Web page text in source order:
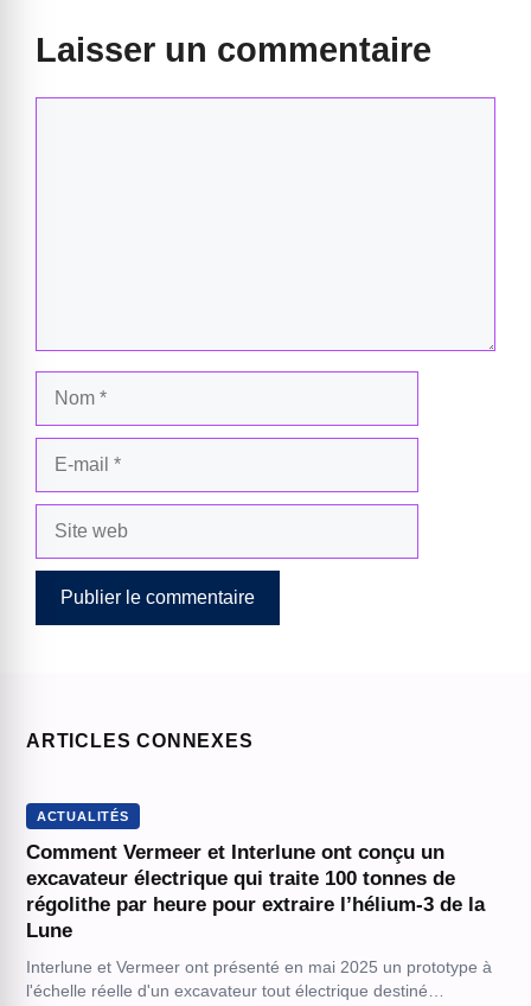
Laisser un commentaire
ARTICLES CONNEXES
ACTUALITÉS
Comment Vermeer et Interlune ont conçu un
excavateur électrique qui traite 100 tonnes de
régolithe par heure pour extraire l’hélium-3 de la
Lune
Interlune et Vermeer ont présenté en mai 2025 un prototype à
l'échelle réelle d'un excavateur tout électrique destiné…